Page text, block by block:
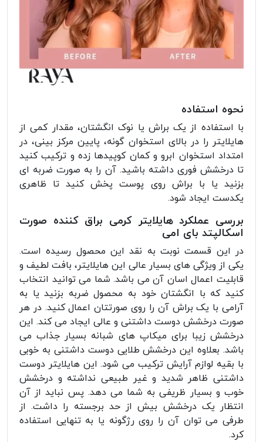
نحوه استفاده
با استفاده از یک براش یا نوک انگشتان، مقدار کمی از
هایلایتر را در بالای استخوان گونه، پایین مرکز بینی، در
امتداد استخوان ابرو و کمان کوپیدها زده و ترکیب کنید
تا درخشش فوری داشته باشید. آن را به صورت ضربه ای
بزنید یا با براش روی پوست پخش کنید تا ظاهری
یکدست ایجاد شود.
بررسی عملکرد هایلایتر کرمی براق کننده صورت
اسکالپتد بای امی
در این قسمت نوبت به نقد این محصول رسیده است.
یکی از ویژگی های بسیار عالی این هایلایتر، بافت لطیف و
قابلیت اعمال اسان آن می باشد. شما می توانید انتخاب
کنید که با انگشتان خود به محصول ضربه بزنید یا به
آرامی با یک براش آن را روی صورتتان اعمال کنید. در هر
صورت درخشش دوست داشتنی و عالی ایجاد می کند. این
درخشش زیبا برای میکاپ های شبانه بسیار جذاب می
باشد. بعلاوه این درخشش طلایی دوست داشتنی به خوبی
با بقیه لوازم آرایش ترکیب می شود. این هایلایتر دوست
داشتنی ظاهر شدید و غیر طبیعی نداشته و درخشش
خوب و بسیار ظریفی به شما می دهد. پس نباید از آن
انتظار یک درخشش بیش از حد برجسته را داشت. از
طرفی می توان آن را روی رژگونه یا به تنهایی استفاده
کرد.